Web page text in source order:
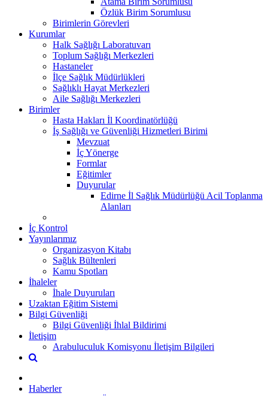
Özlük Birim Sorumlusu
Birimlerin Görevleri
Kurumlar
Halk Sağlığı Laboratuvarı
Toplum Sağlığı Merkezleri
Hastaneler
İlçe Sağlık Müdürlükleri
Sağlıklı Hayat Merkezleri
Aile Sağlığı Merkezleri
Birimler
Hasta Hakları İl Koordinatörlüğü
İş Sağlığı ve Güvenliği Hizmetleri Birimi
Mevzuat
İç Yönerge
Formlar
Eğitimler
Duyurular
Edirne İl Sağlık Müdürlüğü Acil Toplanma
Alanları
İç Kontrol
Yayınlarımız
Organizasyon Kitabı
Sağlık Bültenleri
Kamu Spotları
İhaleler
İhale Duyuruları
Uzaktan Eğitim Sistemi
Bilgi Güvenliği
Bilgi Güvenliği İhlal Bildirimi
İletişim
Arabuluculuk Komisyonu İletişim Bilgileri
Haberler